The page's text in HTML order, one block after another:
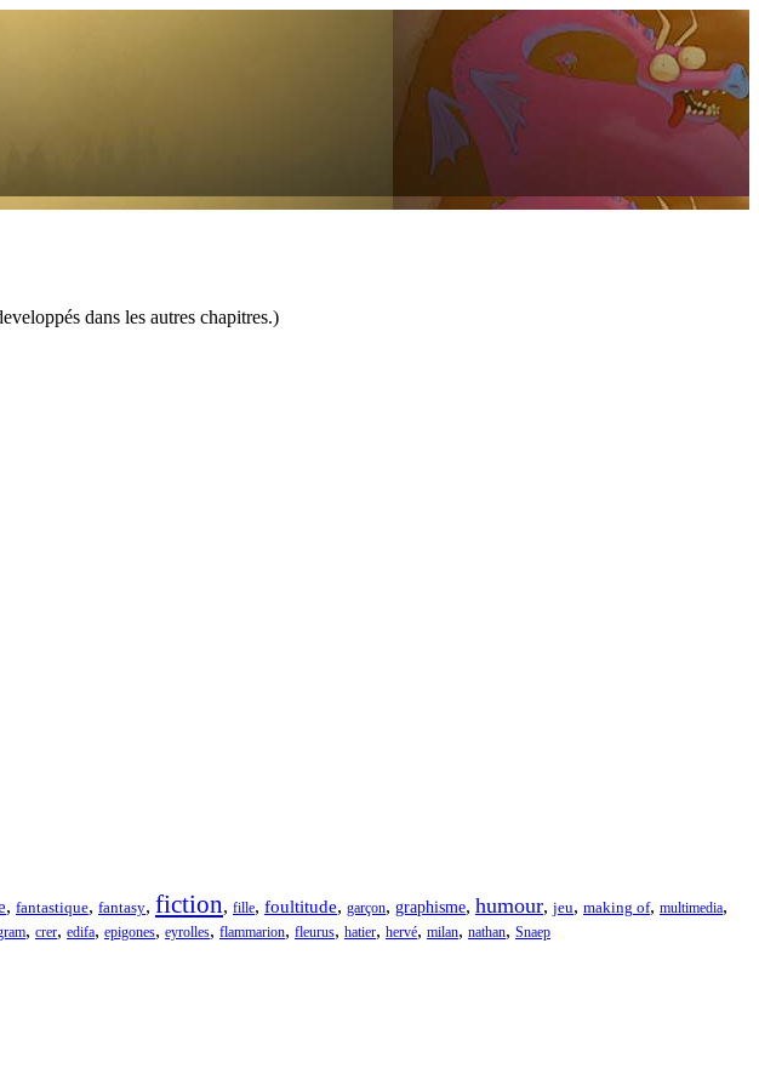
dans les autres chapitres.)
, fantastique, fantasy, fiction, fille, foultitude, garçon, graphisme, humour, jeu, making of, multimedia,
, crer, edifa, epigones, eyrolles, flammarion, fleurus, hatier, hervé, milan, nathan, Snaep